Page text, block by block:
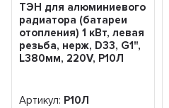
ТЭН для алюминиевого
радиатора (батареи
отопления) 1 кВт, левая
резьба, нерж, D33, G1",
L380мм, 220V, Р10Л
Артикул: Р10Л